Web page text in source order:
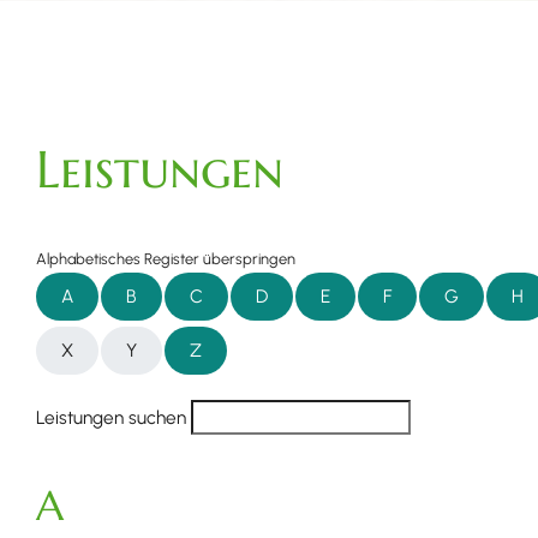
Leistungen
Alphabetisches Register überspringen
A B C D E F G H
X Y Z
Leistungen suchen
A